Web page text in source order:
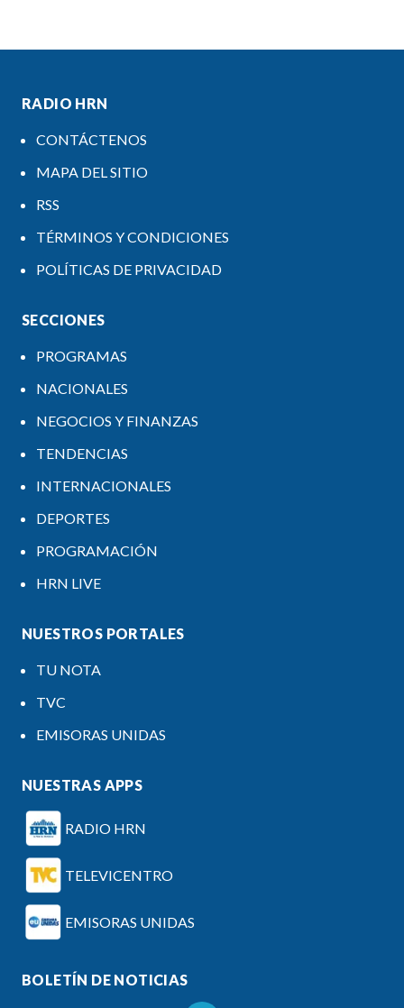
RADIO HRN
CONTÁCTENOS
MAPA DEL SITIO
RSS
TÉRMINOS Y CONDICIONES
POLÍTICAS DE PRIVACIDAD
SECCIONES
PROGRAMAS
NACIONALES
NEGOCIOS Y FINANZAS
TENDENCIAS
INTERNACIONALES
DEPORTES
PROGRAMACIÓN
HRN LIVE
NUESTROS PORTALES
TU NOTA
TVC
EMISORAS UNIDAS
NUESTRAS APPS
RADIO HRN
TELEVICENTRO
EMISORAS UNIDAS
BOLETÍN DE NOTICIAS